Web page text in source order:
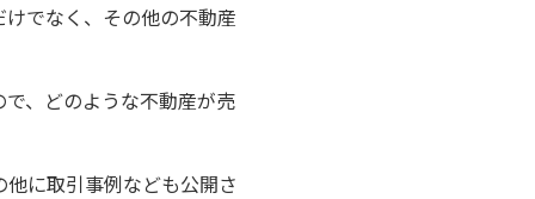
でなく、その他の不動産
、どのような不動産が売
に取引事例なども公開さ